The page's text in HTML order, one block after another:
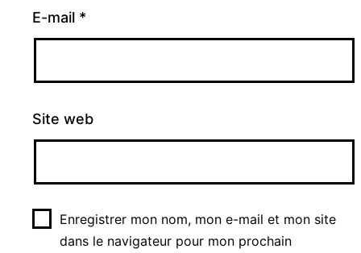
E-mail *
Site web
Enregistrer mon nom, mon e-mail et mon site
dans le navigateur pour mon prochain